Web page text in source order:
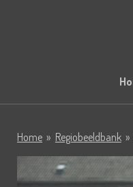
Home » Regiobeeldbank »